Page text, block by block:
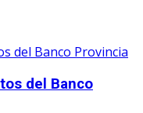
del Banco